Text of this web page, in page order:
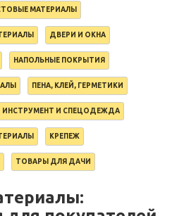
МАТЕРИАЛЫ
ДВЕРИ И ОКНА
НАПОЛЬНЫЕ ПОКРЫТИЯ
ПЕНА, КЛЕЙ, ГЕРМЕТИКИ
ИНСТРУМЕНТ И СПЕЦОДЕЖДА
КРЕПЕЖ
ТОВАРЫ ДЛЯ ДАЧИ